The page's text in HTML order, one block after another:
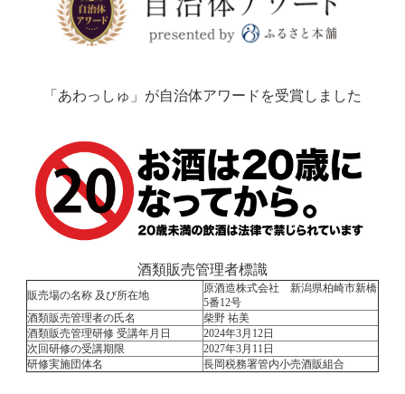
「あわっしゅ」が自治体アワードを受賞しました
酒類販売管理者標識
販売場の名称 及び所在地
原酒造株式会社 新潟県柏崎市新橋
5番12号
酒類販売管理者の氏名
柴野 祐美
酒類販売管理研修 受講年月日
2024年3月12日
次回研修の受講期限
2027年3月11日
研修実施団体名
長岡税務署管内小売酒販組合